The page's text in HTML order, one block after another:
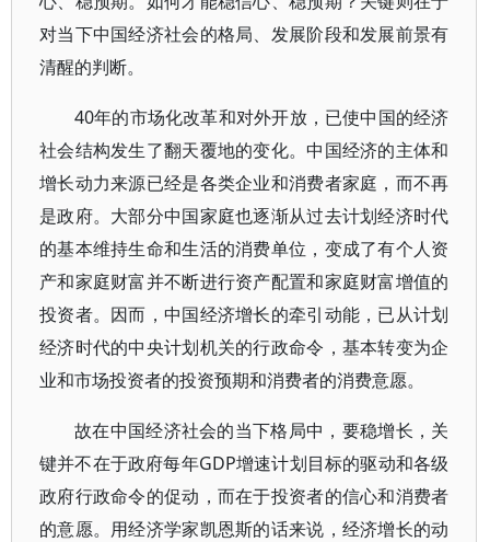
对当下中国经济社会的格局、发展阶段和发展前景有
清醒的判断。
40年的市场化改革和对外开放，已使中国的经济
社会结构发生了翻天覆地的变化。中国经济的主体和
增长动力来源已经是各类企业和消费者家庭，而不再
是政府。大部分中国家庭也逐渐从过去计划经济时代
的基本维持生命和生活的消费单位，变成了有个人资
产和家庭财富并不断进行资产配置和家庭财富增值的
投资者。因而，中国经济增长的牵引动能，已从计划
经济时代的中央计划机关的行政命令，基本转变为企
业和市场投资者的投资预期和消费者的消费意愿。
故在中国经济社会的当下格局中，要稳增长，关
键并不在于政府每年GDP增速计划目标的驱动和各级
政府行政命令的促动，而在于投资者的信心和消费者
的意愿。用经济学家凯恩斯的话来说，经济增长的动